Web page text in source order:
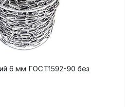
6 мм ГОСТ1592-90 без